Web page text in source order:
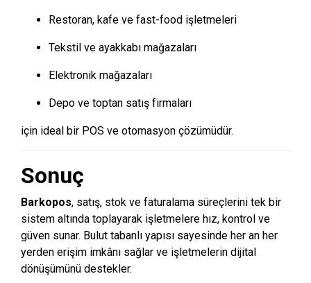
Restoran, kafe ve fast-food işletmeleri
Tekstil ve ayakkabı mağazaları
Elektronik mağazaları
Depo ve toptan satış firmaları
için ideal bir POS ve otomasyon çözümüdür.
Sonuç
Barkopos, satış, stok ve faturalama süreçlerini tek bir
sistem altında toplayarak işletmelere hız, kontrol ve
güven sunar. Bulut tabanlı yapısı sayesinde her an her
yerden erişim imkânı sağlar ve işletmelerin dijital
dönüşümünü destekler.